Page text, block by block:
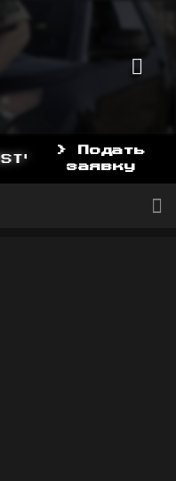
BOOSTY.TO/
> Подать
заявку